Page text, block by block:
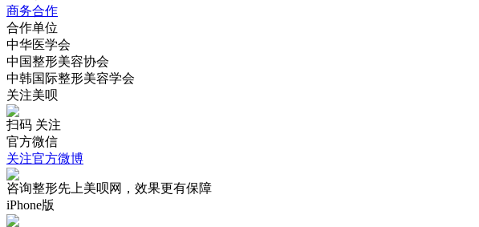
商务合作
合作单位
中华医学会
中国整形美容协会
中韩国际整形美容学会
关注美呗
扫码 关注
官方微信
关注官方微博
咨询整形先上美呗网，效果更有保障
iPhone版